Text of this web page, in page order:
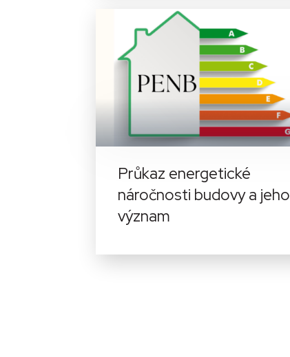
Průkaz energetické
náročnosti budovy a jeho
význam